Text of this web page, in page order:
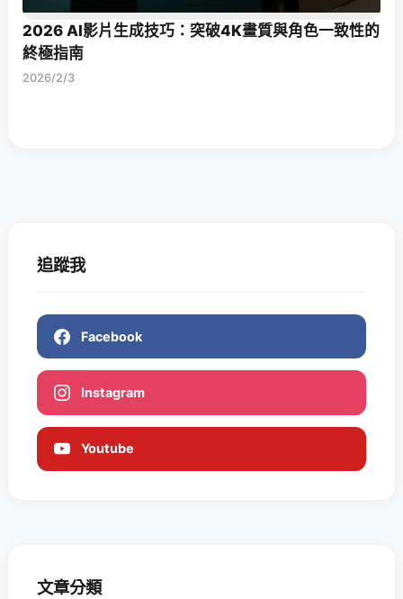
2026 AI影片生成技巧：突破4K畫質與角色一致性的
終極指南
2026/2/3
追蹤我
Facebook
Instagram
Youtube
文章分類